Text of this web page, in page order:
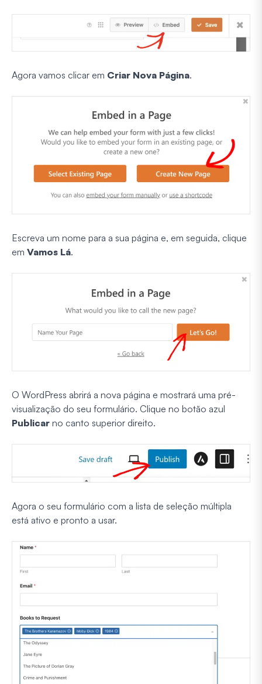
Agora vamos clicar em Criar Nova Página.
Escreva um nome para a sua página e, em seguida, clique
em Vamos Lá.
O WordPress abrirá a nova página e mostrará uma pré-
visualização do seu formulário. Clique no botão azul
Publicar no canto superior direito.
Agora o seu formulário com a lista de seleção múltipla
está ativo e pronto a usar.